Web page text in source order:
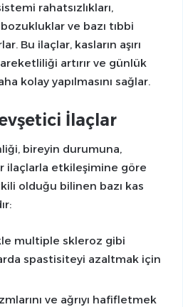
rahatsızlıkları,
ve bazı tıbbi
Bu ilaçlar, kasların aşırı
artırır ve günlük
kolay yapılmasını sağlar.
İlaçlar
bireyin durumuna,
ilaçlarla etkileşimine göre
olduğu bilinen bazı kas
multiple skleroz gibi
spastisiteyi azaltmak için
ve ağrıyı hafifletmek